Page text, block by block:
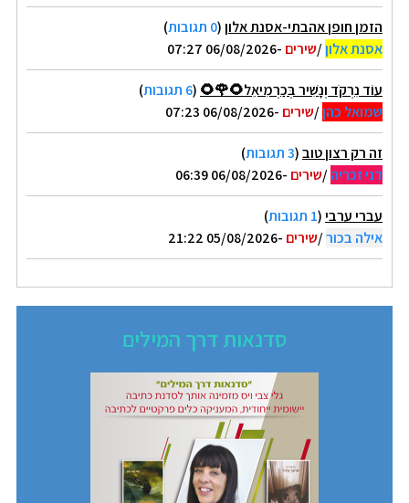
הזמן חופן אהבתי-אסנת אלון(0 תגובות
)
אסנת אלון/שירים -06/08/2026 07:27
עוֹד נִרְקֹד וְנָשִׁיר בְּכַרְמִיאֵל🌻🌹🌻 (6 תגובות
)
שמואל כהן/שירים -06/08/2026 07:23
זה רק רצון טוב(3 תגובות
)
דני זכריה/שירים -06/08/2026 06:39
עברי ערבי(1 תגובות
)
אילה בכור/שירים -05/08/2026 21:22
סדנאות דרך המילים